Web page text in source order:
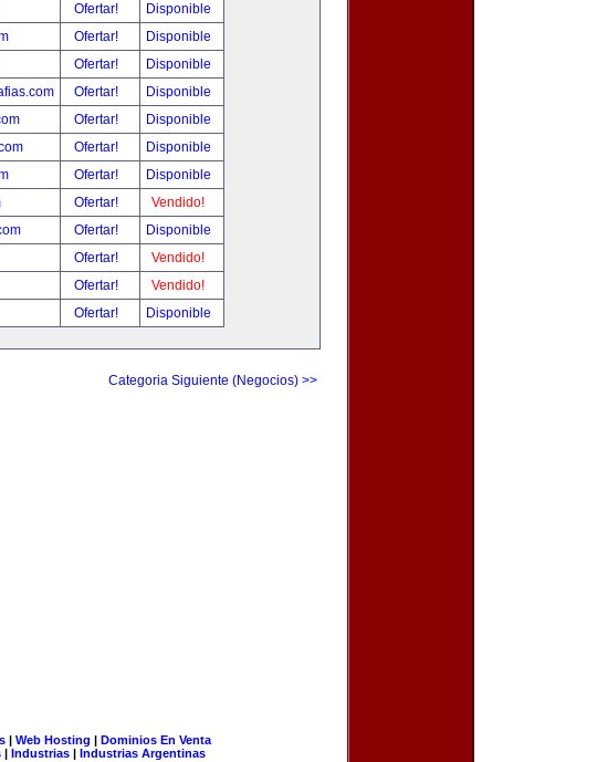
Ofertar!
Disponible
Ofertar!
Disponible
Ofertar!
Disponible
Ofertar!
Disponible
Ofertar!
Disponible
Ofertar!
Disponible
Ofertar!
Disponible
Ofertar!
Vendido!
Ofertar!
Disponible
Ofertar!
Vendido!
Ofertar!
Vendido!
Ofertar! Disponible
Categoria Siguiente (Negocios) >>
| Web Hosting | Dominios En Venta
| Industrias | Industrias Argentinas